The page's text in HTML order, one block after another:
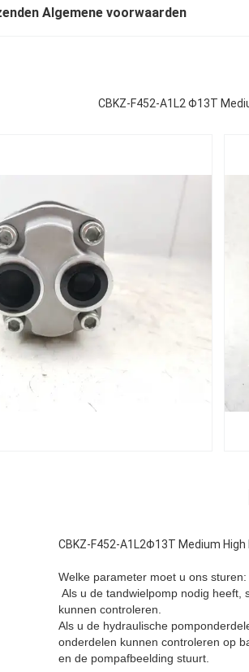
Algemene voorwaarden
CBKZ-F452-A1L2 Φ13T
CBKZ-F452-A1L2Φ13T Medium
Welke parameter moet u ons sturen:
Als u de tandwielpomp nodig heeft,
kunnen controleren.
Als u de hydraulische
onderdelen kunnen controleren op
en de pompafbeelding stuurt.